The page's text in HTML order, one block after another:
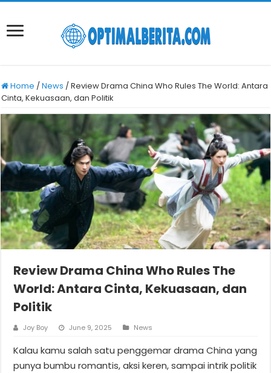
Home /News /Review Drama China Who Rules The World: Antara
Cinta, Kekuasaan, dan Politik
Review Drama China Who Rules The
World: Antara Cinta, Kekuasaan, dan
Politik
Joy Boy June 9, 2025 News
Kalau kamu salah satu penggemar drama China yang
punya bumbu romantis, aksi keren, sampai intrik politik